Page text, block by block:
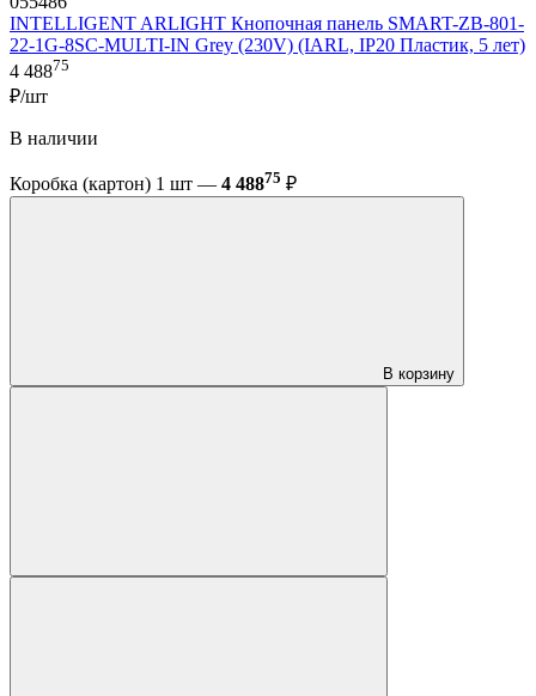
INTELLIGENT ARLIGHT Кнопочная панель SMART-ZB-801-
22-1G-8SC-MULTI-IN Grey (230V) (IARL, IP20 Пластик, 5 лет)
4 48875
₽/шт
В наличии
Коробка (картон) 1 шт — 4 48875 ₽
В корзину